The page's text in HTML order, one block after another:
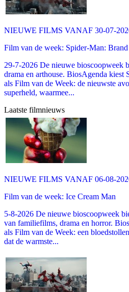
NIEUWE FILMS VANAF 30-07-
Film van de week: Spider-Man:
29-7-2026 De nieuwe bioscoopweek
drama en arthouse. BiosAgenda
als Film van de Week: de nieuwste
superheld, waarmee...
Laatste filmnieuws
NIEUWE FILMS VANAF 06-08-
Film van de week: Ice Cream Man
5-8-2026 De nieuwe bioscoopweek
van familiefilms, drama en horror.
als Film van de Week: een
dat de warmste...